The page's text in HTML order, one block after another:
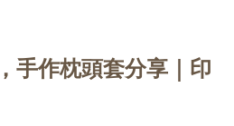
手作枕頭套分享｜印